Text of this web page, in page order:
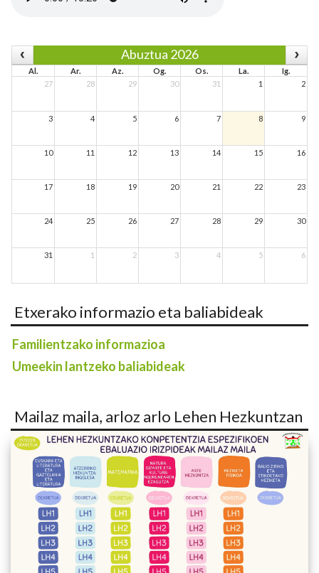
Abuztua 2026
Al. Ar. Az. Og. Os. La.
Ig.
27
28 29 30 31 1 2
3 4 5 6 7 8 9
10 11 12 13 14 15 16
17 18 19 20 21 22 23
24 25 26 27 28 29 30
31 1 2 3 4 5 6
Etxerako informazio eta baliabideak
Familientzako informazioa
Umeekin lantzeko baliabideak
Mailaz maila, arloz arlo Lehen Hezkuntzan